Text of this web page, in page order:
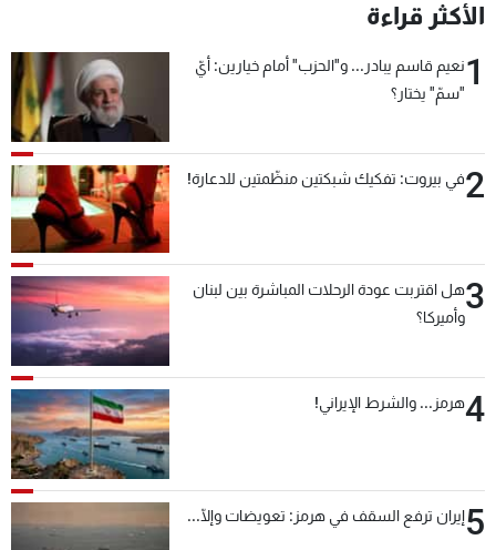
الأكثر قراءة
1نعيم قاسم يبادر... و"الحزب" أمام خيارين: أيّ
"سمّ" يختار؟
2في بيروت: تفكيك شبكتين منظّمتين للدعارة!
3هل اقتربت عودة الرحلات المباشرة بين لبنان
وأميركا؟
4هرمز... والشرط الإيراني!
5إيران ترفع السقف في هرمز: تعويضات وإلّا...
لاعلاناتكم